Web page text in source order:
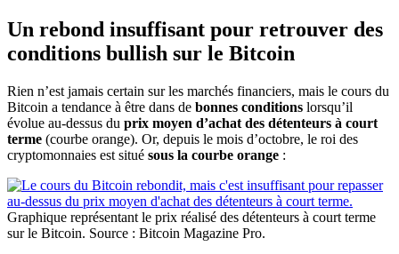
Un rebond insuffisant pour retrouver des
conditions bullish sur le Bitcoin
Rien n’est jamais certain sur les marchés financiers, mais le cours du
Bitcoin a tendance à être dans de bonnes conditions lorsqu’il
évolue au-dessus du prix moyen d’achat des détenteurs à court
terme (courbe orange). Or, depuis le mois d’octobre, le roi des
cryptomonnaies est situé sous la courbe orange :
Graphique représentant le prix réalisé des détenteurs à court terme
sur le Bitcoin. Source : Bitcoin Magazine Pro.